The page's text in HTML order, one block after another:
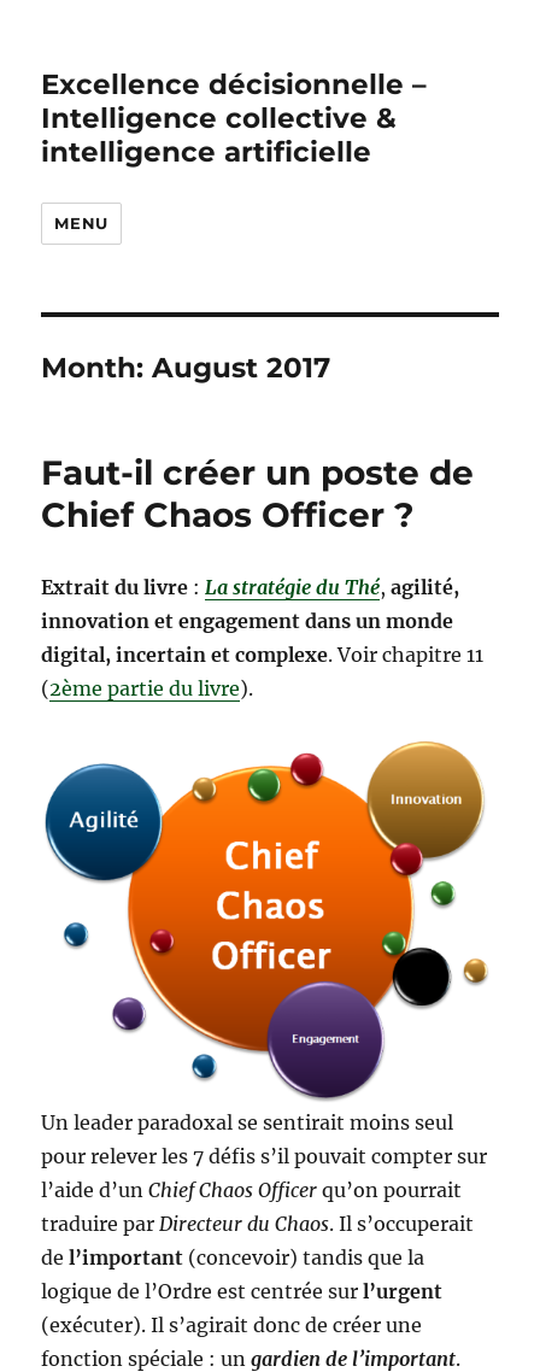
Excellence décisionnelle –
Intelligence collective &
intelligence artificielle
MENU
Month:August 2017
Faut-il créer un poste de
Chief Chaos Officer ?
Extrait du livre :La stratégie du Thé,agilité,
innovation et engagement dans un monde
digital, incertain et complexe. Voir chapitre 11
(2ème partie du livre).
Un leader paradoxal se sentirait moins seul
pour relever les 7 défis s’il pouvait compter sur
l’aide d’unChief Chaos Officerqu’on pourrait
traduire par Directeur du Chaos. Il s’occuperait
del’important (concevoir) tandis que la
logique de l’Ordre est centrée surl’urgent
(exécuter). Il s’agirait donc de créer une
fonction spéciale : ungardien de l’important.